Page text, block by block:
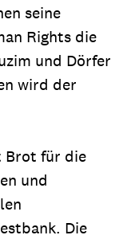
seine
Rights die
und Dörfer
wird der
Brot für die
und
Die